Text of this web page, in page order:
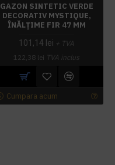
GAZON SINTETIC VERDE
DECORATIV MYSTIQUE,
ÎNĂLȚIME FIR 47 MM
101,14 lei + TVA
122,38 lei TVA inclus
Cumpara acum